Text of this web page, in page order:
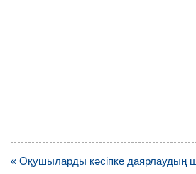
Навигация
« Оқушыларды кәсіпке даярлаудың